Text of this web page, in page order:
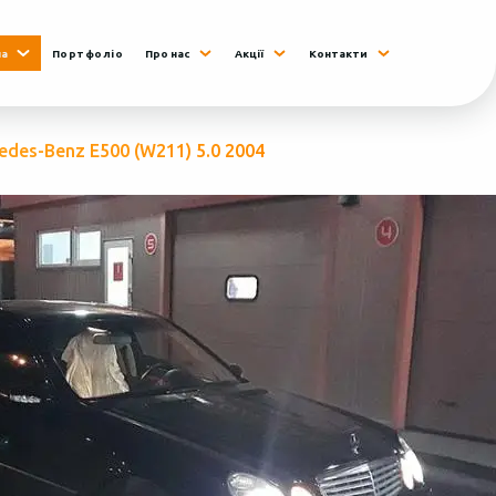
Портфоліо Про нас Акції Контакти
Benz E500 (W211) 5.0 2004